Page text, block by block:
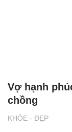
KHỎE - ĐẸP
Vợ hạnh
chồng